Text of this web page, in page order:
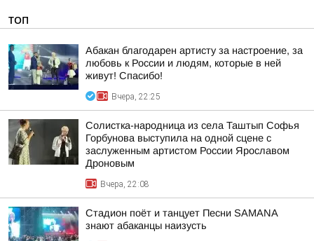
ТОП
Абакан благодарен артисту за настроение, за
любовь к России и людям, которые в ней
живут! Спасибо!
Вчера, 22:25
Солистка-народница из села Таштып Софья
Горбунова выступила на одной сцене с
заслуженным артистом России Ярославом
Дроновым
Вчера, 22:08
Стадион поёт и танцует Песни SAMANA
знают абаканцы наизусть